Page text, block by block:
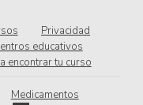
Privacidad
educativos
encontrar tu curso
Medicamentos